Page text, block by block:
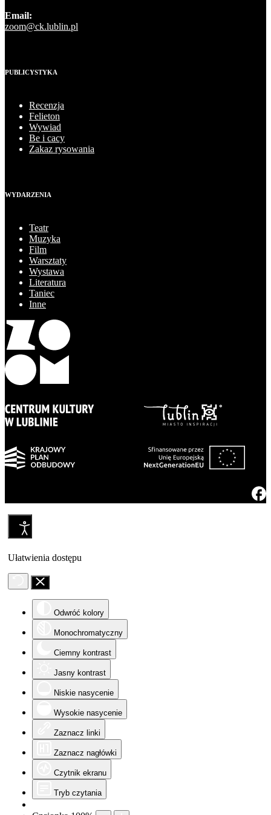
Email:
zoom@ck.lublin.pl
PUBLICYSTYKA
Recenzja
Felieton
Wywiad
Be i cacy
Zakaz rysowania
WYDARZENIA
Teatr
Muzyka
Film
Warsztaty
Wystawa
Literatura
Taniec
Inne
Ułatwienia dostępu
Odwróć kolory
Monochromatyczny
Ciemny kontrast
Jasny kontrast
Niskie nasycenie
Wysokie nasycenie
Zaznacz linki
Zaznacz nagłówki
Czytnik ekranu
Tryb czytania